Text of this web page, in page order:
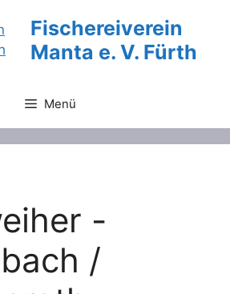
Fischereiverein
Manta e. V. Fürth
Menü
-
/